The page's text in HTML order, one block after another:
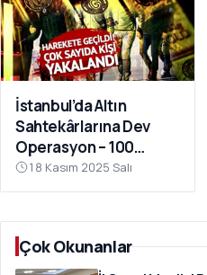
İstanbul’da Altın
Sahtekârlarına Dev
Operasyon – 100
Milyar TL Kamu Zararı
Ortaya Çıktı
18 Kasım 2025 Salı
Çok Okunanlar